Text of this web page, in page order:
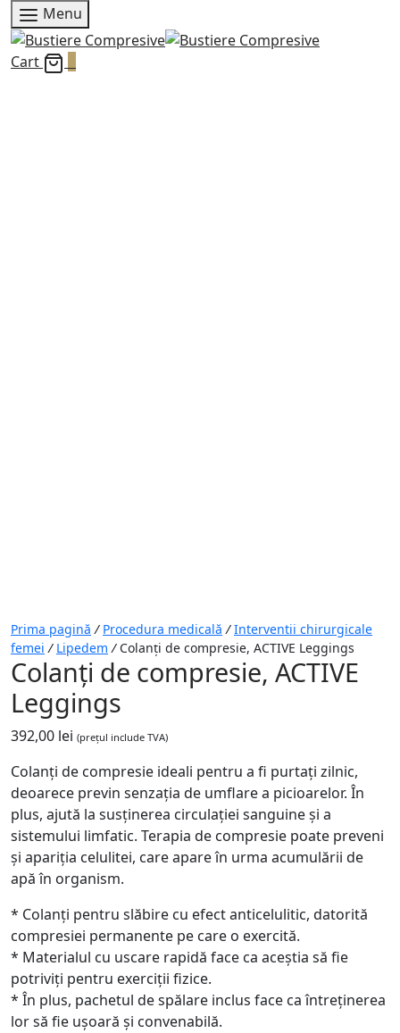
Menu
Cart
Prima pagină / Procedura medicală / Interventii chirurgicale
femei / Lipedem /Colanți de compresie, ACTIVE Leggings
Colanți de compresie, ACTIVE
Leggings
392,00 lei (prețul include TVA)
Colanți de compresie ideali pentru a fi purtați zilnic,
deoarece previn senzația de umflare a picioarelor. În
plus, ajută la susținerea circulației sanguine și a
sistemului limfatic. Terapia de compresie poate preveni
și apariția celulitei, care apare în urma acumulării de
apă în organism.
* Colanți pentru slăbire cu efect anticelulitic, datorită
compresiei permanente pe care o exercită.
* Materialul cu uscare rapidă face ca aceștia să fie
potriviți pentru exerciții fizice.
* În plus, pachetul de spălare inclus face ca întreținerea
lor să fie ușoară și convenabilă.